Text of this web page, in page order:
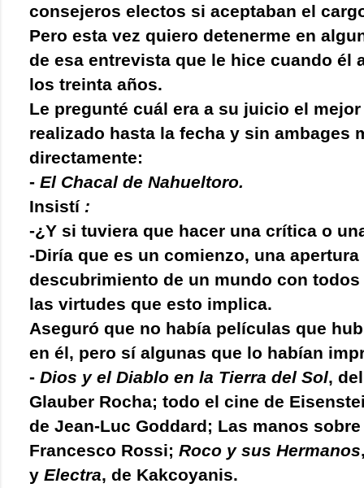
consejeros electos si aceptaban el
Pero esta vez quiero detenerme en
de esa entrevista que le hice cuando él
los treinta años.
Le pregunté cuál era a su juicio el
realizado hasta la fecha y sin ambages
directamente:
- El Chacal de Nahueltoro.
Insistí :
-¿Y si tuviera que hacer una crítica o
-Diría que es un comienzo, una apertura
descubrimiento de un mundo con
las virtudes que esto implica.
Aseguró que no había películas que
en él, pero sí algunas que lo habían
- Dios y el Diablo en la Tierra del Sol,
Glauber Rocha; todo el cine de
de Jean-Luc Goddard; Las manos
Francesco Rossi; Roco y sus Hermanos
y Electra, de Kakcoyanis.